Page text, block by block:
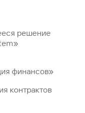
решение
финансов»
контрактов